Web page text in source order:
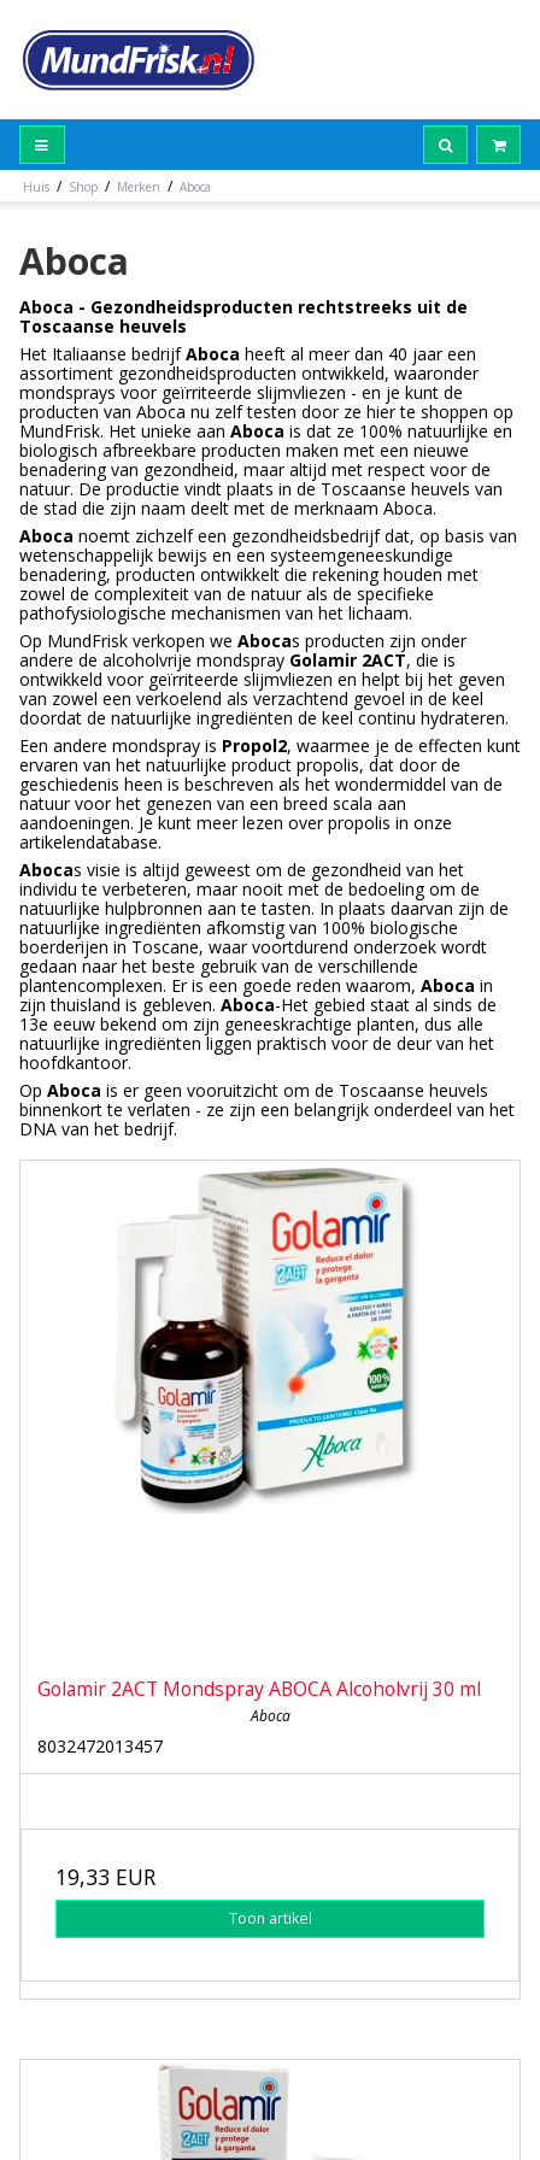
Huis / Shop / Merken / Aboca
Aboca
Aboca - Gezondheidsproducten rechtstreeks uit de
Toscaanse heuvels
Het Italiaanse bedrijfAboca heeft al meer dan 40 jaar een
assortiment gezondheidsproducten ontwikkeld, waaronder
mondsprays voor geïrriteerde slijmvliezen - en je kunt de
producten van Aboca nu zelf testen door ze hier te shoppen op
MundFrisk. Het unieke aan Aboca is dat ze 100% natuurlijke en
biologisch afbreekbare producten maken met een nieuwe
benadering van gezondheid, maar altijd met respect voor de
natuur. De productie vindt plaats in de Toscaanse heuvels van
de stad die zijn naam deelt met de merknaam Aboca.
Aboca noemt zichzelf een gezondheidsbedrijf dat, op basis van
wetenschappelijk bewijs en een systeemgeneeskundige
benadering, producten ontwikkelt die rekening houden met
zowel de complexiteit van de natuur als de specifieke
pathofysiologische mechanismen van het lichaam.
Op MundFrisk verkopen we Abocas producten zijn onder
andere de alcoholvrije mondspray Golamir 2ACT, die is
ontwikkeld voor geïrriteerde slijmvliezen en helpt bij het geven
van zowel een verkoelend als verzachtend gevoel in de keel
doordat de natuurlijke ingrediënten de keel continu hydrateren.
Een andere mondspray is Propol2, waarmee je de effecten kunt
ervaren van het natuurlijke product propolis, dat door de
geschiedenis heen is beschreven als het wondermiddel van de
natuur voor het genezen van een breed scala aan
aandoeningen. Je kunt meer lezen over propolis in onze
artikelendatabase.
Abocas visie is altijd geweest om de gezondheid van het
individu te verbeteren, maar nooit met de bedoeling om de
natuurlijke hulpbronnen aan te tasten. In plaats daarvan zijn de
natuurlijke ingrediënten afkomstig van 100% biologische
boerderijen in Toscane, waar voortdurend onderzoek wordt
gedaan naar het beste gebruik van de verschillende
plantencomplexen. Er is een goede reden waarom, Aboca in
zijn thuisland is gebleven. Aboca-Het gebied staat al sinds de
13e eeuw bekend om zijn geneeskrachtige planten, dus alle
natuurlijke ingrediënten liggen praktisch voor de deur van het
hoofdkantoor.
Op Aboca is er geen vooruitzicht om de Toscaanse heuvels
binnenkort te verlaten - ze zijn een belangrijk onderdeel van het
DNA van het bedrijf.
Golamir 2ACT Mondspray ABOCA Alcoholvrij 30 ml
Aboca
8032472013457
19,33 EUR
Toon artikel